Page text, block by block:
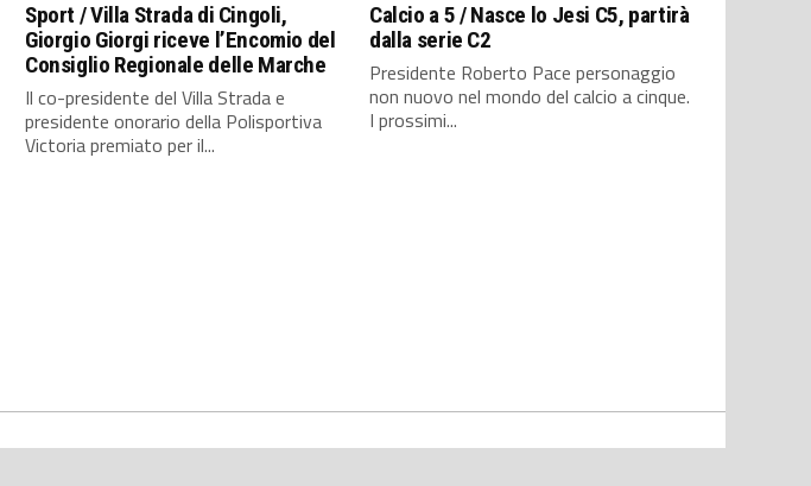
Sport / Villa Strada di Cingoli,
Giorgio Giorgi riceve l’Encomio del
Consiglio Regionale delle Marche
Il co-presidente del Villa Strada e
presidente onorario della Polisportiva
Victoria premiato per il...
Calcio a 5 / Nasce lo Jesi C5, partirà
dalla serie C2
Presidente Roberto Pace personaggio
non nuovo nel mondo del calcio a cinque.
I prossimi...